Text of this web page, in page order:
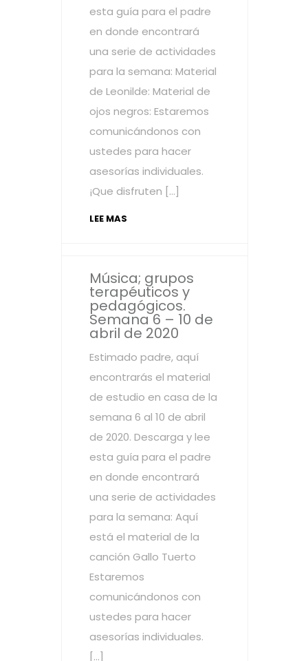
esta guía para el padre
en donde encontrará
una serie de actividades
para la semana: Material
de Leonilde: Material de
ojos negros: Estaremos
comunicándonos con
ustedes para hacer
asesorías individuales.
¡Que disfruten […]
LEE MAS
Música; grupos
terapéuticos y
pedagógicos.
Semana 6 – 10 de
abril de 2020
Estimado padre, aquí
encontrarás el material
de estudio en casa de la
semana 6 al 10 de abril
de 2020. Descarga y lee
esta guía para el padre
en donde encontrará
una serie de actividades
para la semana: Aquí
está el material de la
canción Gallo Tuerto
Estaremos
comunicándonos con
ustedes para hacer
asesorías individuales.
[…]